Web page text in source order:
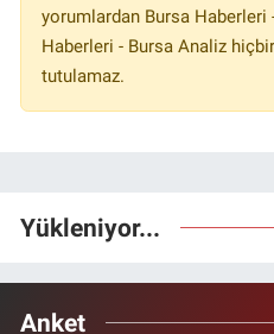
yorumlardan Bursa Haberleri
Haberleri - Bursa Analiz
tutulamaz.
Yükleniyor...
Anket